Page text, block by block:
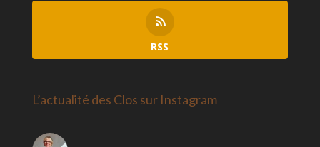
RSS
L’actualité des Clos sur Instagram